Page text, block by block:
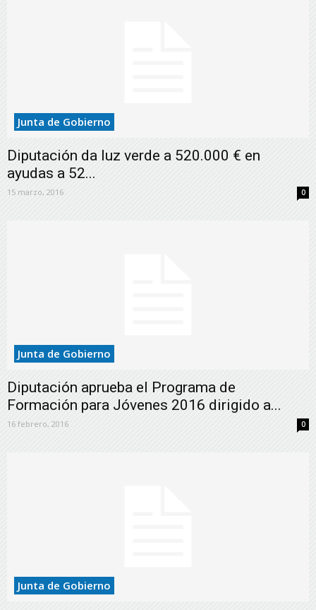
Junta de Gobierno
Diputación da luz verde a 520.000 € en
ayudas a 52...
15 marzo, 2016 0
Junta de Gobierno
Diputación aprueba el Programa de
Formación para Jóvenes 2016 dirigido a...
16 febrero, 2016 0
Junta de Gobierno